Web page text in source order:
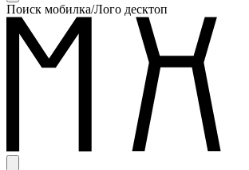
Поиск мобилка/Лого десктоп